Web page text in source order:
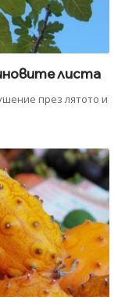
листа
през лятото и